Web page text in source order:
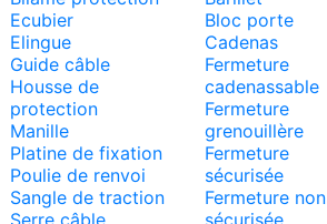
Ecubier
Elingue
Guide câble
Housse de
protection
Manille
Platine de fixation
Poulie de renvoi
Sangle de traction
Bloc porte
Cadenas
Fermeture
cadenassable
Fermeture
grenouillère
Fermeture
sécurisée
Fermeture non